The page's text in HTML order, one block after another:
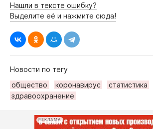
Нашли в тексте ошибку?
Выделите её и нажмите сюда!
Новости по тегу
общество
коронавирус
статистика
здравоохранение
РЕКЛАМА